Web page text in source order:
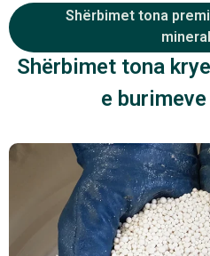
Shërbimet tona
Shërbimet tona
e